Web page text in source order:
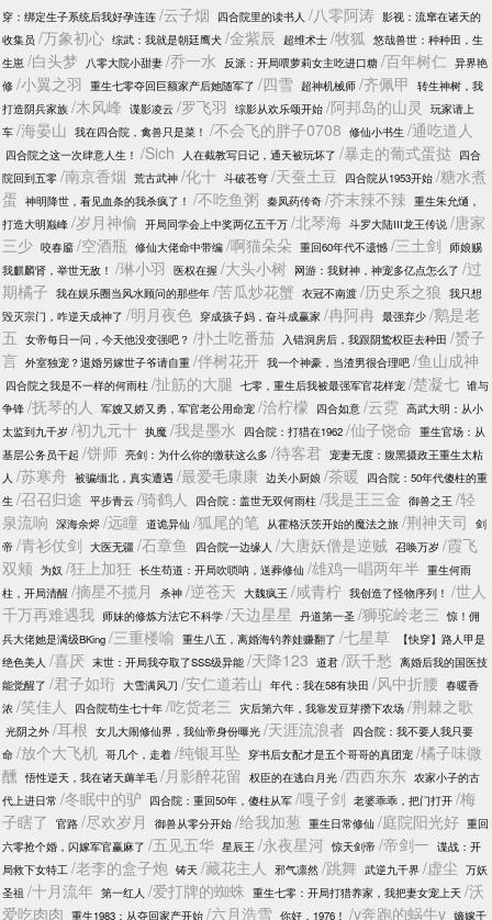
穿：绑定生子系统后我好孕连连 /云子烟 四合院里的读书人 /八零阿涛 影视：流窜在诸天的
收集员 /万象初心 综武：我就是朝廷鹰犬 /金紫辰 超维术士 /牧狐 悠哉兽世：种种田，生
生崽 /白头梦 八零大院小甜妻 /乔一水 反派：开局喂萝莉女主吃进口糖 /百年树仁 异界艳
修 /小翼之羽 重生七零夺回巨额家产后她随军了 /四雪 超神机械师 /齐佩甲
转生神树，我
打造阴兵家族 /木风峰 谍影凌云 /罗飞羽 综影从欢乐颂开始 /阿邦岛的山灵
玩家请上
车 /海晏山 我在四合院，禽兽只是菜！ /不会飞的胖子0708 修仙小书生 /通吃道人
四合院之这一次肆意人生！ /Sich 人在截教写日记，通天被玩坏了 /暴走的葡式蛋挞 四合
院回到五零 /南京香烟 荒古武神 /化十 斗破苍穹 /天蚕土豆 四合院从1953开始 /糖水煮
蛋 神明降世，看见血条的我杀疯了！ /不吃鱼粥 秦凤药传奇 /芥末辣不辣 重生朱允熥，
打造大明巅峰 /岁月神偷 开局同学会上中奖两亿五千万 /北琴海 斗罗大陆III龙王传说 /唐家
三少 咬春靥 /空酒瓶 修仙大佬命中带编 /啊猫朵朵 重回60年代不遗憾 /三土剑
师娘赐
我麒麟肾，举世无敌！ /琳小羽 医权在握 /大头小树 网游：我财神，神宠多亿点怎么了 /过
期橘子 我在娱乐圈当风水顾问的那些年 /苦瓜炒花蟹 衣冠不南渡 /历史系之狼 我只想
毁灭宗门，咋逆天成神了 /明月夜色 穿成孩子妈，奋斗成赢家 /冉阿冉 最强弃少 /鹅是老
五 女帝每日一问，今天他没变强吧？ /扑土吃番茄 入错洞房后，我跟阴鸷权臣去种田 /赟子
言 外室独宠？退婚另嫁世子爷请自重 /伴树花开 我一个神豪，当渣男很合理吧 /鱼山成神
四合院之我是不一样的何雨柱 /扯筋的大腿 七零，重生后我被最强军官花样宠 /楚凝七 谁与
争锋 /抚琴的人 军嫂又娇又勇，军官老公用命宠 /洽柠檬 四合如意 /云霓 高武大明：从小
太监到九千岁 /初九元十 执魔 /我是墨水 四合院：打猎在1962 /仙子饶命 重生官场：从
基层公务员干起 /饼师 亮剑：为什么你的缴获这么多 /待客君 宠妻无度：腹黑摄政王重生太粘
人 /苏寒舟 被骗缅北，真实遭遇 /最爱毛康康 边关小厨娘 /茶暖
四合院：50年代傻柱的重
生 /召召归途 平步青云 /骑鹤人 四合院：盖世无双何雨柱 /我是王三金 御兽之王 /轻
泉流响 深海余烬 /远瞳 道诡异仙 /狐尾的笔 从霍格沃茨开始的魔法之旅 /荆神天司
剑
帝 /青衫仗剑 大医无疆 /石章鱼 四合院一边缘人 /大唐妖僧是逆贼 召唤万岁 /霞飞
双颊
为奴 /狂上加狂 长生苟道：开局吹唢呐，送葬修仙 /雄鸡一唱两年半 重生何雨
柱，开局清醒 /摘星不揽月 杀神 /逆苍天 大魏疯王 /咸青柠 我创造了怪物序列！ /世人
千万再难遇我 师妹的修炼方法它不科学 /天边星星 丹道第一圣 /狮驼岭老三 惊！佣
兵大佬她是满级BKing /三重楼喻 重生八五，离婚海钓养娃赚翻了 /七星草
【快穿】路人甲是
绝色美人 /喜厌 末世：开局我夺取了SSS级异能 /天降123 道君 /跃千愁 离婚后我的国医技
能觉醒了 /君子如珩 大雪满风刀 /安仁道若山 年代：我在58有块田 /风中折腰 春暖香
浓 /笑佳人 四合院苟生七十年 /吃货老三 灾后第六年，我靠发豆芽攒下农场 /荆棘之歌
光阴之外 /耳根 女儿大闹修仙界，我仙帝身份曝光 /天涯流浪者 四合院：我不要人我只要
命 /放个大飞机 哥几个，走着 /纯银耳坠 穿书后女配才是五个哥哥的真团宠 /橘子味微
醺 悟性逆天，我在诸天薅羊毛 /月影醉花留 权臣的在逃白月光 /西西东东 农家小子的古
代上进日常 /冬眠中的驴 四合院：重回50年，傻柱从军 /嘎子剑 老婆乖乖，把门打开 /梅
子瞎了
官路 /尽欢岁月 御兽从零分开始 /给我加葱 重生日常修仙 /庭院阳光好 重回
六零抢个婚，闪嫁军官赢麻了 /五见五华 星辰王 /永夜星河 惊天剑帝 /帝剑一 谍战：开
局救下女特工 /老李的盒子炮 铸天 /藏花主人 邪气凛然 /跳舞 武逆九千界 /虚尘 万妖
圣祖 /十月流年 第一红人 /爱打牌的蜘蛛 重生七零：开局打猎养家，我把妻女宠上天 /沃
爱吃肉肉 重生1983：从夺回家产开始 /六月浩雪 你好，1976！ /v奔跑的蜗牛v 嫡嫁千